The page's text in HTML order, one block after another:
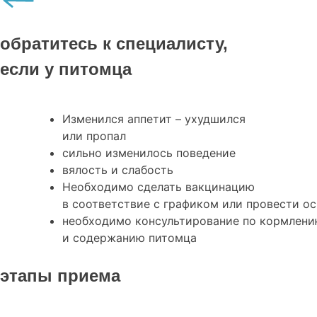
обратитесь к специалисту,
если у питомца
Изменился аппетит – ухудшился
или пропал
сильно изменилось поведение
вялость и слабость
Необходимо сделать вакцинацию
в соответствие с графиком или провести
необходимо консультирование по
и содержанию питомца
этапы приема